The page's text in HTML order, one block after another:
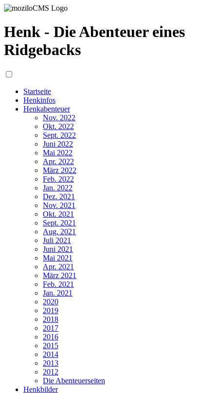
Henk - Die Abenteuer eines
Ridgebacks
Startseite
Henkinfos
Henkabenteuer
Nov. 2022
Okt. 2022
Sept. 2022
Juni 2022
Mai 2022
Apr. 2022
März 2022
Feb. 2022
Jan. 2022
Dez. 2021
Nov. 2021
Okt. 2021
Sept. 2021
Aug. 2021
Juli 2021
Juni 2021
Mai 2021
Apr. 2021
März 2021
Feb. 2021
Jan. 2021
2020
2019
2018
2017
2016
2015
2014
2013
2012
Die Abenteuerseiten
Henkbilder